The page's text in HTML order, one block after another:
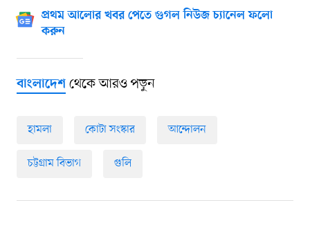
প্রথম আলোর খবর পেতে গুগল নিউজ চ্যানেল ফলো
করুন
বাংলাদেশথেকে আরও পড়ুন
হামলা কোটা সংস্কার আন্দোলন
চট্টগ্রাম বিভাগ গুলি